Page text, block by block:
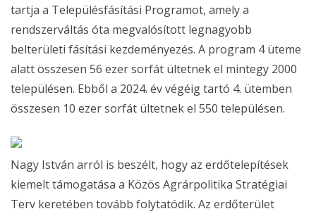
tartja a Településfásítási Programot, amely a
rendszerváltás óta megvalósított legnagyobb
belterületi fásítási kezdeményezés. A program 4 üteme
alatt összesen 56 ezer sorfát ültetnek el mintegy 2000
településen. Ebből a 2024. év végéig tartó 4. ütemben
összesen 10 ezer sorfát ültetnek el 550 településen.
Nagy István arról is beszélt, hogy az erdőtelepítések
kiemelt támogatása a Közös Agrárpolitika Stratégiai
Terv keretében tovább folytatódik. Az erdőterület